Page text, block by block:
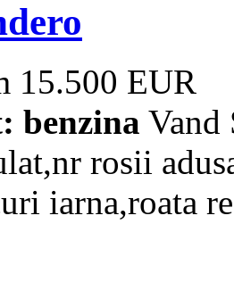
15.500 EUR
benzina Vand
rosii
iarna,roata